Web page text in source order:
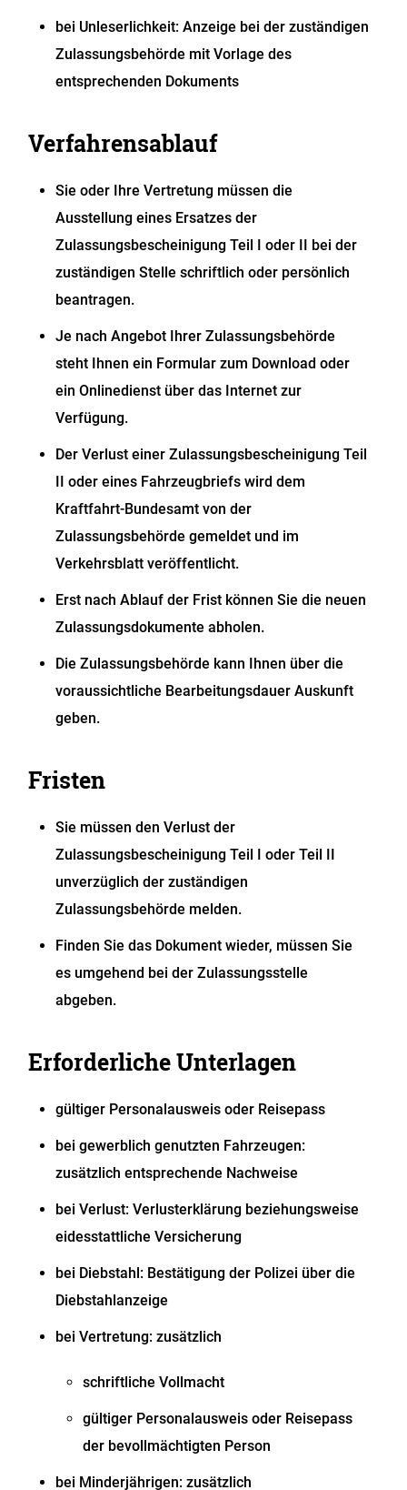
bei Unleserlichkeit: Anzeige bei der zuständigen
Zulassungsbehörde mit Vorlage des
entsprechenden Dokuments
Verfahrensablauf
Sie oder Ihre Vertretung müssen die
Ausstellung eines Ersatzes der
Zulassungsbescheinigung Teil I oder II bei der
zuständigen Stelle schriftlich oder persönlich
beantragen.
Je nach Angebot Ihrer Zulassungsbehörde
steht Ihnen ein Formular zum Download oder
ein Onlinedienst über das Internet zur
Verfügung.
Der Verlust einer Zulassungsbescheinigung Teil
II oder eines Fahrzeugbriefs wird dem
Kraftfahrt-Bundesamt von der
Zulassungsbehörde gemeldet und im
Verkehrsblatt veröffentlicht.
Erst nach Ablauf der Frist können Sie die neuen
Zulassungsdokumente abholen.
Die Zulassungsbehörde kann Ihnen über die
voraussichtliche Bearbeitungsdauer Auskunft
geben.
Fristen
Sie müssen den Verlust der
Zulassungsbescheinigung Teil I oder Teil II
unverzüglich der zuständigen
Zulassungsbehörde melden.
Finden Sie das Dokument wieder, müssen Sie
es umgehend bei der Zulassungsstelle
abgeben.
Erforderliche Unterlagen
gültiger Personalausweis oder Reisepass
bei gewerblich genutzten Fahrzeugen:
zusätzlich entsprechende Nachweise
bei Verlust: Verlusterklärung beziehungsweise
eidesstattliche Versicherung
bei Diebstahl: Bestätigung der Polizei über die
Diebstahlanzeige
bei Vertretung: zusätzlich
schriftliche Vollmacht
gültiger Personalausweis oder Reisepass
der bevollmächtigten Person
bei Minderjährigen: zusätzlich